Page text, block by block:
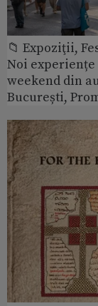
📁 Expoziţii,
Noi
weekend din
București,